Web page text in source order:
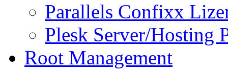
Parallels Confixx
Plesk Server/Hosting
Root Management